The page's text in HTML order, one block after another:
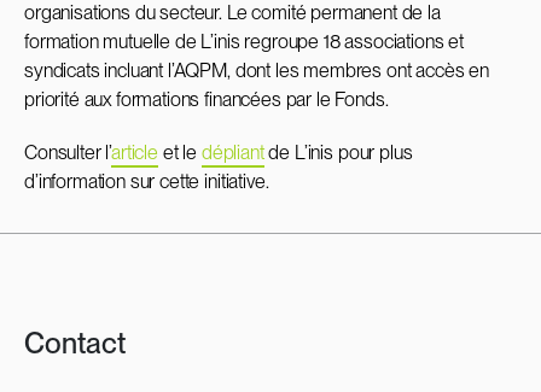
organisations du secteur. Le comité permanent de la
formation mutuelle de L’inis regroupe 18 associations et
syndicats incluant l’AQPM, dont les membres ont accès en
priorité aux formations financées par le Fonds.
Consulter l’article et le dépliantde L’inis pour plus
d’information sur cette initiative.
Contact